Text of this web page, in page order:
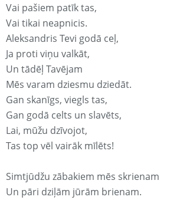
Vai pašiem patīk tas,
Vai tikai neapnicis.
Aleksandris Tevi godā ceļ,
Ja proti viņu valkāt,
Un tādēļ Tavējam
Mēs varam dziesmu dziedāt.
Gan skanīgs, viegls tas,
Gan godā celts un slavēts,
Lai, mūžu dzīvojot,
Tas top vēl vairāk mīlēts!
Simtjūdžu zābakiem mēs skrienam
Un pāri dziļām jūrām brienam.